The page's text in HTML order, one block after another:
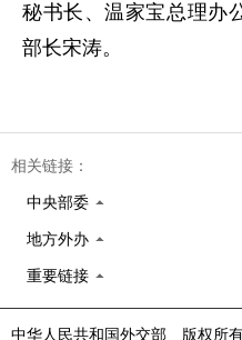
秘书长、温家宝总理办
部长宋涛。
相关链接：
中央部委
地方外办
重要链接
中华人民共和国外交部 版权所